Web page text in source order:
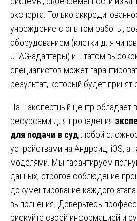
эксперта. Только
учреждение с опытом работы,
оборудованием (клетки для
JTAG-адаптеры) и штатом
специалистов может
результат, который будет принят
Наш экспертный центр
ресурсами для проведения
для подачи в суд любой
устройствами на Андроид, iOS, а
моделями. Мы гарантируем
данных, строгое соблюдение
документирование каждого
выполнения. Доверьтесь
рискуйте своей информацией и